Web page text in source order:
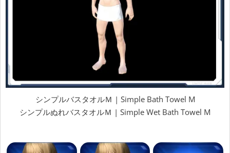
シンプルバスタオルＭ | Simple Bath Towel M
シンプルぬれバスタオルＭ | Simple Wet Bath Towel M